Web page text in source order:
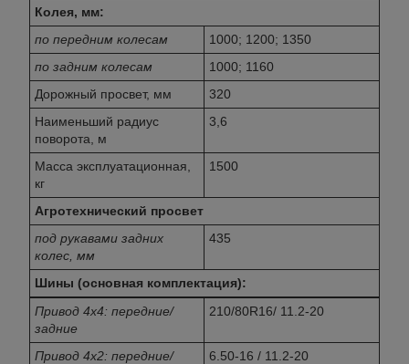
Колея, мм:
по передним колесам
1000; 1200; 1350
по задним колесам
1000; 1160
Дорожный просвет, мм
320
Наименьший радиус
поворота, м
3,6
Масса эксплуатационная,
кг
1500
Агротехнический просвет
под рукавами задних
колес, мм
435
Шины (основная комплектация):
Привод 4x4: передние/
задние
210/80R16/ 11.2-20
Привод 4х2: передние/
6.50-16 / 11.2-20